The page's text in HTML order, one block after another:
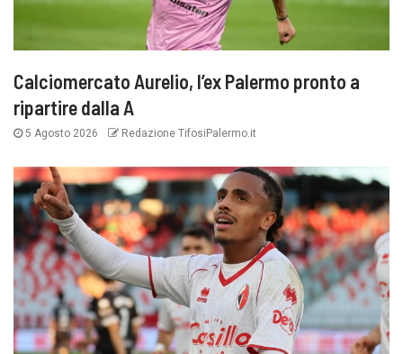
Calciomercato Aurelio, l’ex Palermo pronto a
ripartire dalla A
5 Agosto 2026 Redazione TifosiPalermo.it